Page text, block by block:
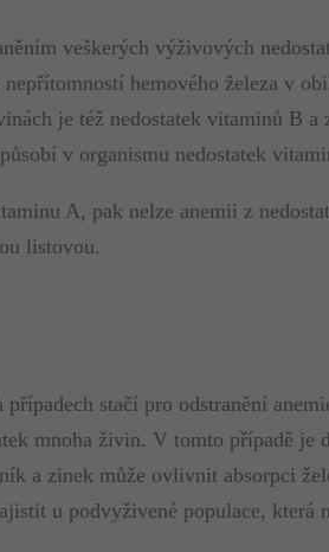
veškerých výživových
hemového železa v
je též nedostatek vitaminů B a
v organismu nedostatek
A, pak nelze anemii z
listovou.
stačí pro odstranění
mnoha živin. V tomto případě
a zinek může ovlivnit absorpci
u podvyživené populace, která